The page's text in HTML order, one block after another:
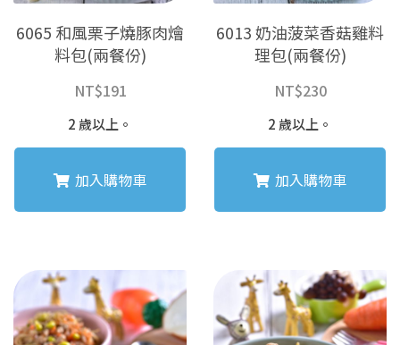
6065 和風栗子燒豚肉燴
料包(兩餐份)
NT$191
2 歲以上。
加入購物車
6013 奶油菠菜香菇雞料
理包(兩餐份)
NT$230
2 歲以上。
加入購物車